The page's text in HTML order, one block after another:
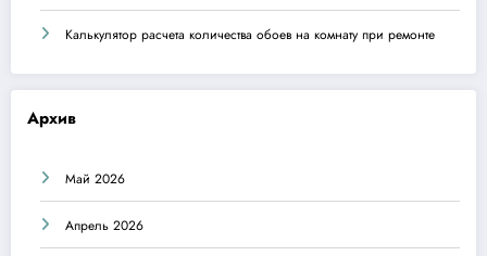
Калькулятор расчета количества обоев на комнату при ремонте
Архив
Май 2026
Апрель 2026